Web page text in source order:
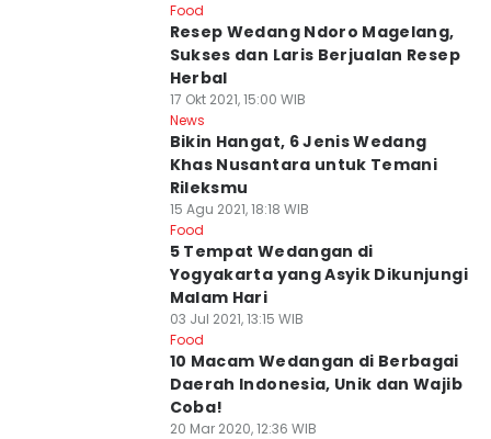
Food
Resep Wedang Ndoro Magelang,
Sukses dan Laris Berjualan Resep
Herbal
17 Okt 2021, 15:00 WIB
News
Bikin Hangat, 6 Jenis Wedang
Khas Nusantara untuk Temani
Rileksmu
15 Agu 2021, 18:18 WIB
Food
5 Tempat Wedangan di
Yogyakarta yang Asyik Dikunjungi
Malam Hari
03 Jul 2021, 13:15 WIB
Food
10 Macam Wedangan di Berbagai
Daerah Indonesia, Unik dan Wajib
Coba!
20 Mar 2020, 12:36 WIB